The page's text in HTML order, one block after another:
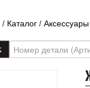
/ Каталог / Аксессуары